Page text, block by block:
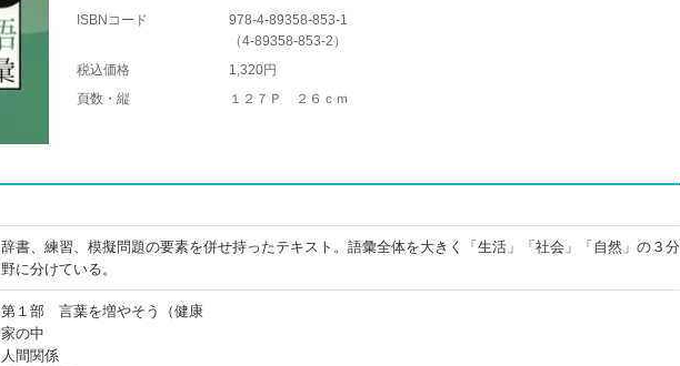
ISBNコード
978-4-89358-853-1
（4-89358-853-2 ）
税込価格
1,320円
頁数・縦
１２７Ｐ ２６ｃｍ
辞書、練習、模擬問題の要素を併せ持ったテキスト。語彙全体を大きく「生活」「社会」「自然」の３分
野に分けている。
第１部 言葉を増やそう（健康
家の中
人間関係